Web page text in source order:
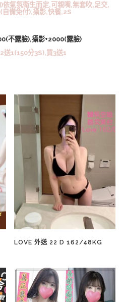
氣氛衛生而定,可親嘴,無套吹,足交,
備免付),攝影,快餐,2S
不露臉),攝影+2000(露臉)
送1(150分3S),買3送1
LOVE 外送 22 D 162/48KG